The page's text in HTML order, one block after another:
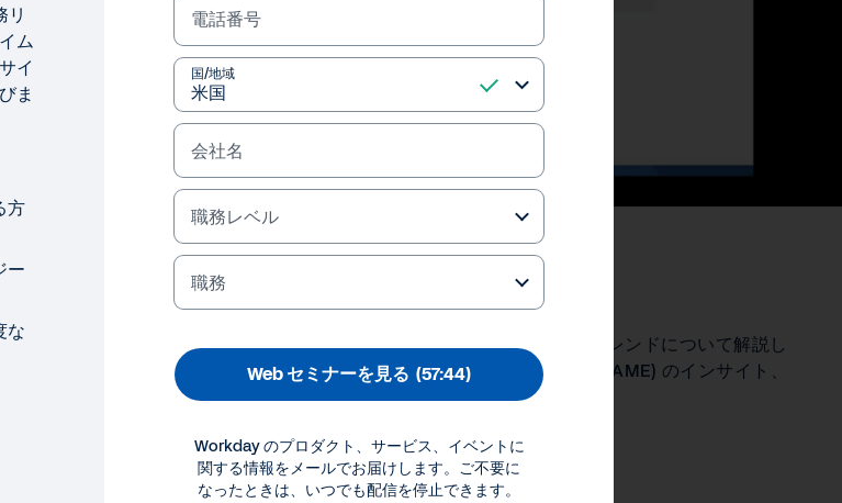
になる: oCFO の変革 (英語)
、Workday、Fannie Mae、KPMG 社が財務の最新化を取り巻く重要なトレンドについて解説し
ボレーションの戦略、Finance Assessment Model for Effectiveness (FAME) のインサイト、
せるベストプラクティスを学びましょう。
法律に関する情報
Cookie Preferences
© 2026Workday, Inc.
電話番号
国/地域
会社名
職務レベル
職務
Web セミナーを見る (57:44)
Workday のプロダクト、サービス、イベントに
関する情報をメールでお届けします。ご不要に
なったときは、いつでも配信を停止できます。
リ
ム
イ
ま
方
ー
な